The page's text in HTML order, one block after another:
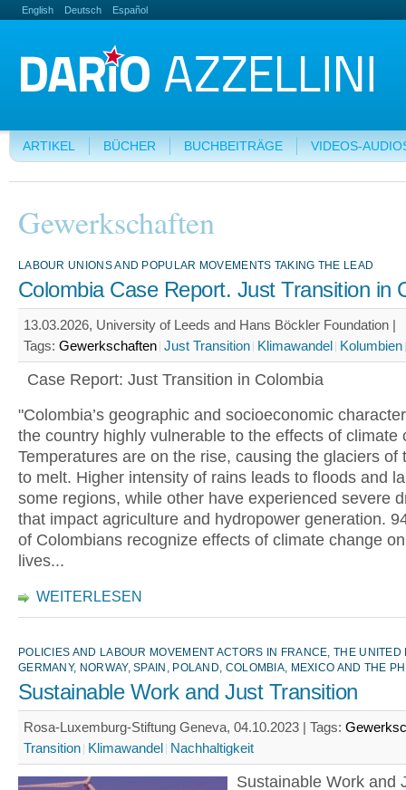
English Deutsch Español
ARTIKEL BÜCHER BUCHBEITRÄGE VIDEOS-
Gewerkschaften
LABOUR UNIONS AND POPULAR MOVEMENTS TAKING THE LEAD
Colombia Case Report. Just Transition in
13.03.2026, University of Leeds and Hans Böckler Foundation |
Tags: Gewerkschaften Just Transition Klimawandel Kolumbien
Case Report: Just Transition in Colombia
"Colombia’s geographic and socioeconomic
the country highly vulnerable to the effects of climate
Temperatures are on the rise, causing the glaciers of
to melt. Higher intensity of rains leads to floods and
some regions, while other have experienced severe
that impact agriculture and hydropower generation.
of Colombians recognize effects of climate change
lives...
WEITERLESEN
POLICIES AND LABOUR MOVEMENT ACTORS IN FRANCE, THE UNITED
GERMANY, NORWAY, SPAIN, POLAND, COLOMBIA, MEXICO AND THE
Sustainable Work and Just Transition
Rosa-Luxemburg-Stiftung Geneva, 04.10.2023 | Tags:
Transition Klimawandel Nachhaltigkeit
Sustainable Work and